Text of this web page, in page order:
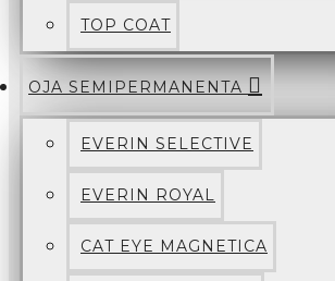
TOP COAT
OJA SEMIPERMANENTA
EVERIN SELECTIVE
EVERIN ROYAL
CAT EYE MAGNETICA